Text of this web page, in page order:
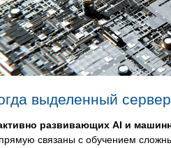
выделенный
развивающих AI и
связаны с обучением